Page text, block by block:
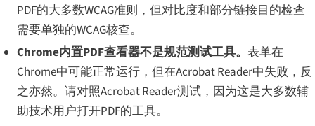
PDF的大多数WCAG准则，但对比度和部分链接目的检查
需要单独的WCAG核查。
Chrome内置PDF查看器不是规范测试工具。 表单在
Chrome中可能正常运行，但在Acrobat Reader中失败，反
之亦然。请对照Acrobat Reader测试，因为这是大多数辅
助技术用户打开PDF的工具。